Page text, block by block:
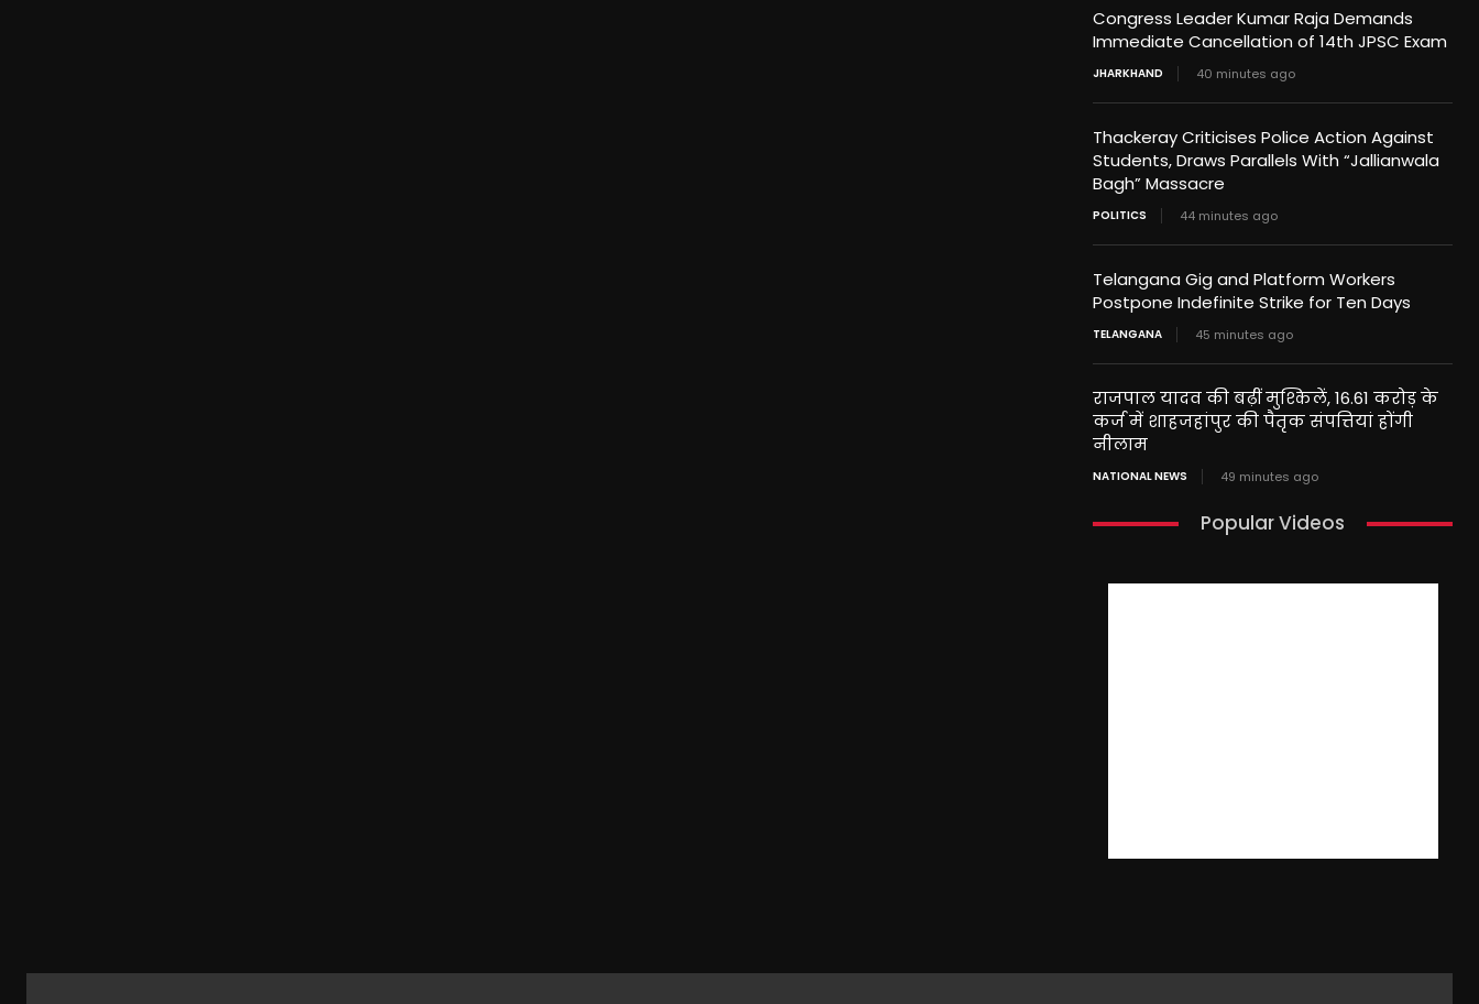
Congress Leader Kumar Raja Demands
Immediate Cancellation of 14th JPSC Exam
JHARKHAND 40 minutes ago
Thackeray Criticises Police Action Against
Students, Draws Parallels With “Jallianwala
Bagh” Massacre
POLITICS 44 minutes ago
Telangana Gig and Platform Workers
Postpone Indefinite Strike for Ten Days
TELANGANA 45 minutes ago
राजपाल यादव की बढ़ीं मुश्किलें, 16.61 करोड़ के
कर्ज में शाहजहांपुर की पैतृक संपत्तियां होंगी
नीलाम
NATIONAL NEWS 49 minutes ago
Popular Videos